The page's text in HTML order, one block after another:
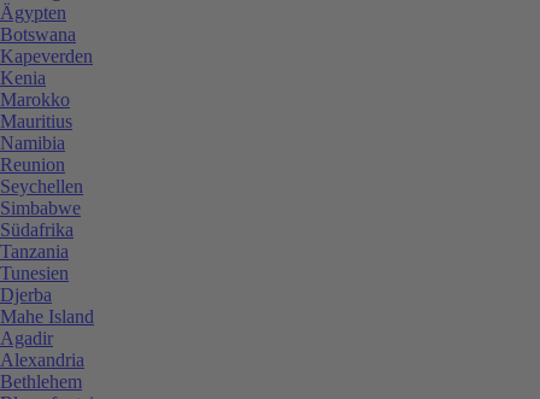
Ägypten
Botswana
Kapeverden
Kenia
Marokko
Mauritius
Namibia
Reunion
Seychellen
Simbabwe
Südafrika
Tanzania
Tunesien
Djerba
Mahe Island
Agadir
Alexandria
Bethlehem